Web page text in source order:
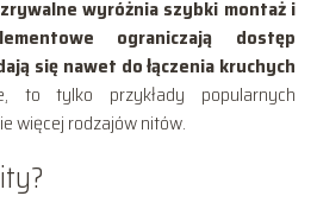
wyróżnia szybki montaż i
ograniczają dostęp
się nawet do łączenia kruchych
to tylko przykłady popularnych
więcej rodzajów nitów.